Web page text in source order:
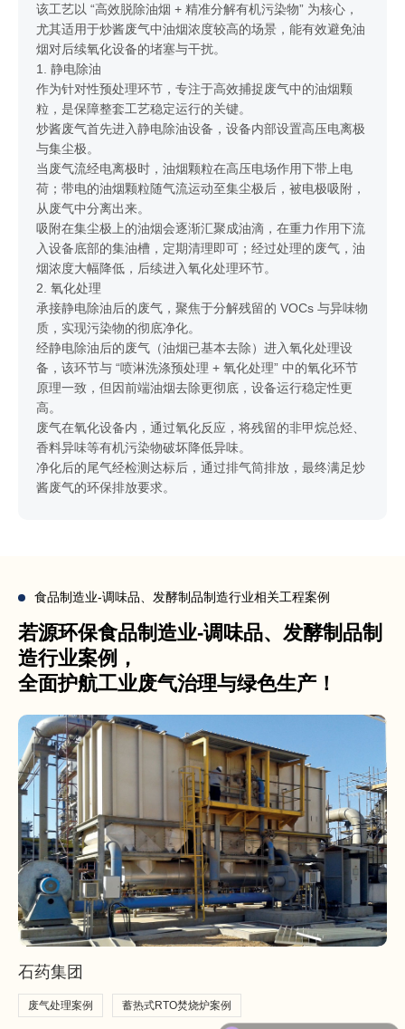
该工艺以 “高效脱除油烟 + 精准分解有机污染物” 为核心，
尤其适用于炒酱废气中油烟浓度较高的场景，能有效避免油
烟对后续氧化设备的堵塞与干扰。
1. 静电除油
作为针对性预处理环节，专注于高效捕捉废气中的油烟颗
粒，是保障整套工艺稳定运行的关键。
炒酱废气首先进入静电除油设备，设备内部设置高压电离极
与集尘极。
当废气流经电离极时，油烟颗粒在高压电场作用下带上电
荷；带电的油烟颗粒随气流运动至集尘极后，被电极吸附，
从废气中分离出来。
吸附在集尘极上的油烟会逐渐汇聚成油滴，在重力作用下流
入设备底部的集油槽，定期清理即可；经过处理的废气，油
烟浓度大幅降低，后续进入氧化处理环节。
2. 氧化处理
承接静电除油后的废气，聚焦于分解残留的 VOCs 与异味物
质，实现污染物的彻底净化。
经静电除油后的废气（油烟已基本去除）进入氧化处理设
备，该环节与 “喷淋洗涤预处理 + 氧化处理” 中的氧化环节
原理一致，但因前端油烟去除更彻底，设备运行稳定性更
高。
废气在氧化设备内，通过氧化反应，将残留的非甲烷总烃、
香料异味等有机污染物破坏降低异味。
净化后的尾气经检测达标后，通过排气筒排放，最终满足炒
酱废气的环保排放要求。
食品制造业-调味品、发酵制品制造行业相关工程案例
若源环保食品制造业-调味品、发酵制品制
造行业案例，
全面护航工业废气治理与绿色生产！
石药集团
废气处理案例 蓄热式RTO焚烧炉案例